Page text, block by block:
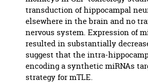
transduction of hippocampal
elsewhere in the brain and no
nervous system. Expression of
resulted in substantially
suggest that the intra-
encoding a synthetic miRNAs
strategy for mTLE.